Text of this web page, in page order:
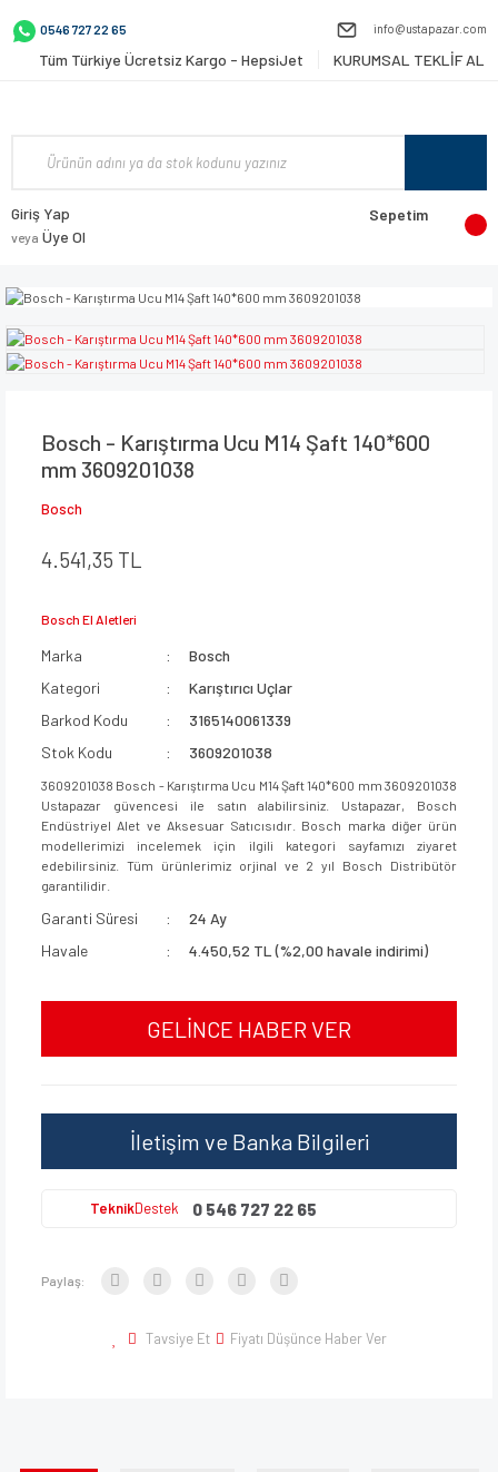
0546 727 22 65 info@ustapazar.com
Tüm Türkiye Ücretsiz Kargo - HepsiJet KURUMSAL TEKLİF AL
Giriş Yap
veya Üye Ol
Sepetim
Bosch - Karıştırma Ucu M14 Şaft 140*600
mm 3609201038
Bosch
4.541,35 TL
Bosch El Aletleri
Marka
Bosch
Kategori
Karıştırıcı Uçlar
Barkod Kodu
3165140061339
Stok Kodu
3609201038
3609201038 Bosch - Karıştırma Ucu M14 Şaft 140*600 mm 3609201038
Ustapazar güvencesi ile satın alabilirsiniz. Ustapazar, Bosch
Endüstriyel Alet ve Aksesuar Satıcısıdır. Bosch marka diğer ürün
modellerimizi incelemek için ilgili kategori sayfamızı ziyaret
edebilirsiniz. Tüm ürünlerimiz orjinal ve 2 yıl Bosch Distribütör
garantilidir.
Garanti Süresi
24 Ay
Havale
4.450,52 TL (%2,00 havale indirimi)
GELİNCE HABER VER
İletişim ve Banka Bilgileri
TeknikDestek 0 546 727 22 65
Paylaş:
Tavsiye Et Fiyatı Düşünce Haber Ver